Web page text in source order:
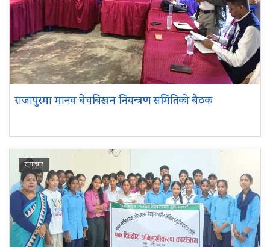
राजापुरमा मानव बेचबिखन नियन्त्रण समितिको बैठक
समाचार